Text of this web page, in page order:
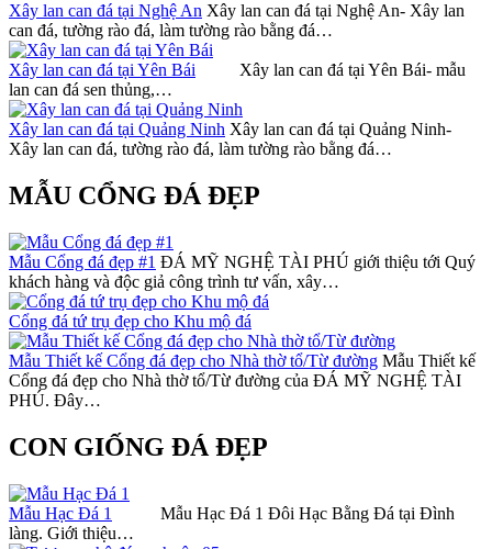
Xây lan can đá tại Nghệ An Xây lan can đá tại Nghệ An- Xây lan
can đá, tường rào đá, làm tường rào bằng đá…
Xây lan can đá tại Yên Bái Xây lan can đá tại Yên Bái- mẫu
lan can đá sen thủng,…
Xây lan can đá tại Quảng Ninh Xây lan can đá tại Quảng Ninh-
Xây lan can đá, tường rào đá, làm tường rào bằng đá…
MẪU CỔNG ĐÁ ĐẸP
Mẫu Cổng đá đẹp #1 ĐÁ MỸ NGHỆ TÀI PHÚ giới thiệu tới Quý
khách hàng và độc giả công trình tư vấn, xây…
Cổng đá tứ trụ đẹp cho Khu mộ đá
Mẫu Thiết kế Cổng đá đẹp cho Nhà thờ tổ/Từ đường Mẫu Thiết kế
Cổng đá đẹp cho Nhà thờ tổ/Từ đường của ĐÁ MỸ NGHỆ TÀI
PHÚ. Đây…
CON GIỐNG ĐÁ ĐẸP
Mẫu Hạc Đá 1
Mẫu Hạc Đá 1 Đôi Hạc Bằng Đá tại Đình
làng. Giới thiệu…